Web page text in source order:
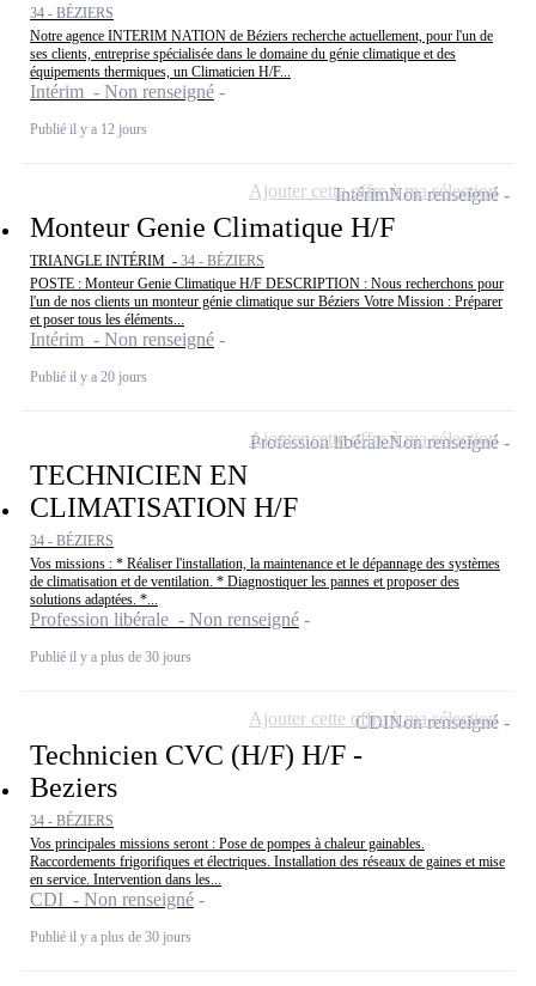
34 - BÉZIERS
Notre agence INTERIM NATION de Béziers recherche actuellement, pour l'un de
ses clients, entreprise spécialisée dans le domaine du génie climatique et des
équipements thermiques, un Climaticien H/F...
Intérim - Non renseigné
Publié il y a 12 jours
Monteur Genie Climatique H/F
TRIANGLE INTÉRIM - 34 - BÉZIERS
POSTE : Monteur Genie Climatique H/F DESCRIPTION : Nous recherchons pour
l'un de nos clients un monteur génie climatique sur Béziers Votre Mission : Préparer
et poser tous les éléments...
Intérim - Non renseigné
Publié il y a 20 jours
IntérimNon renseigné
Ajouter cette offre à ma sélection
TECHNICIEN EN
CLIMATISATION H/F
34 - BÉZIERS
Vos missions : * Réaliser l'installation, la maintenance et le dépannage des systèmes
de climatisation et de ventilation. * Diagnostiquer les pannes et proposer des
solutions adaptées. *...
Profession libérale - Non renseigné
Publié il y a plus de 30 jours
Profession libéraleNon renseigné
Ajouter cette offre à ma sélection
Technicien CVC (H/F) H/F -
Beziers
34 - BÉZIERS
Vos principales missions seront : Pose de pompes à chaleur gainables.
Raccordements frigorifiques et électriques. Installation des réseaux de gaines et mise
en service. Intervention dans les...
CDI - Non renseigné
Publié il y a plus de 30 jours
CDINon renseigné
Ajouter cette offre à ma sélection